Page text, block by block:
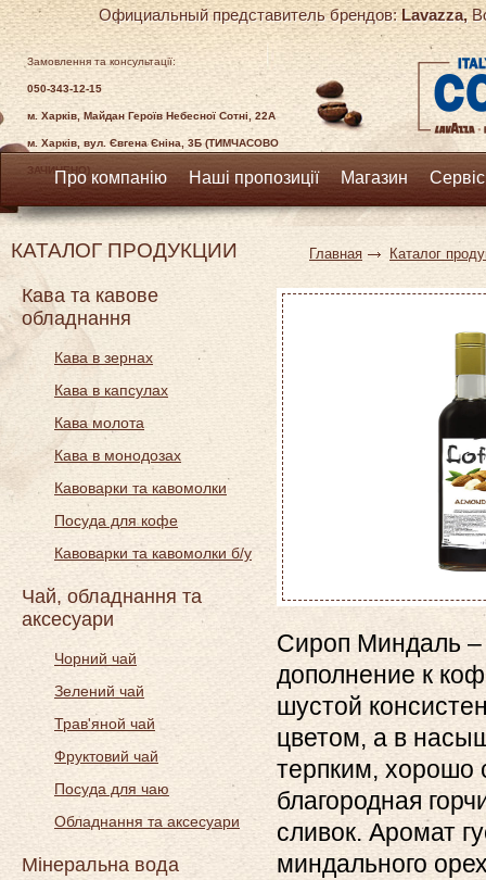
Официальный представитель брендов:Lavazza,
Замовлення та консультації:
050-343-12-15
м. Харків, Майдан Героїв Небесної Сотні, 22А
м. Харків, вул. Євгена Єніна, 3Б (ТИМЧАСОВО
ЗАЧИНЕНО)
Про компанію Наші пропозиції Магазин
КАТАЛОГ ПРОДУКЦИИ
Кава та кавове
обладнання
Кава в зернах
Кава в капсулах
Кава молота
Кава в монодозах
Кавоварки та кавомолки
Посуда для кофе
Кавоварки та кавомолки б/у
Чай, обладнання та
аксесуари
Чорний чай
Зелений чай
Трав'яной чай
Фруктовий чай
Посуда для чаю
Обладнання та аксесуари
Мінеральна вода
Главная Каталог
Сироп Миндаль –
дополнение к
шустой
цветом, а в
терпким, хорошо
благородная
сливок. Аромат
миндального